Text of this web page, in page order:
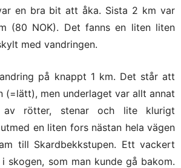
en bra bit att åka. Sista 2 km var
(80 NOK). Det fanns en liten liten
med vandringen.
på knappt 1 km. Det står att
(=lätt), men underlaget var allt annat
rötter, stenar och lite klurigt
en liten fors nästan hela vägen
till Skardbekkstupen. Ett vackert
skogen, som man kunde gå bakom.